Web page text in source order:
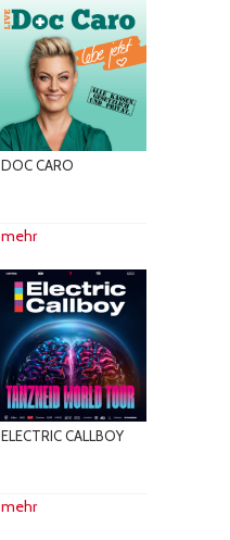
DOC CARO
mehr
ELECTRIC CALLBOY
mehr